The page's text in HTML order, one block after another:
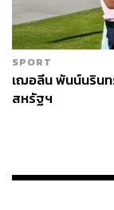
SPORT
เฌอลีน พันน์นรินท
สหรัฐฯ